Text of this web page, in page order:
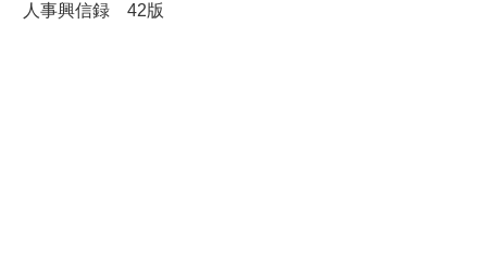
人事興信録 42版